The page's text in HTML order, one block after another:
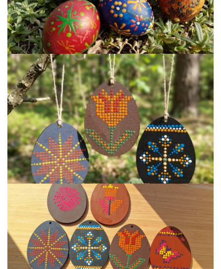
ES PROJEKTAS GENIUS LOCI. Kieme ,,dygsta"
ES PROJEKTAS GENIUS LOCI. Rengiamas Vydūno suolelis
ES PROJEKTAS GENIUS LOCI. Vydūno šviesos festivalio
ES PROJEKTAS GENIUS LOCI. Įrengtas Vydūno šviesos
ES PROJEKTAS GENIUS LOCI. Įrengtas kiemo apšvietimas
ES projektas GENIUS LOCI. Audio gidas muziejuje
ES PROJEKTAS GENIUS LOCI. Įsigyti rūbų komplektai
ES projektas GENIUS LOCI. Atnaujinta interneto svetainė
ES PROJEKTAS GENIUS LOCI. Rengiamas kiemo
ES projektas GENIUS LOCI. Rengiamos kiemo edukacinės
ES projektas GENIUS LOCI. Vydūno suolelio projektas
ES projektas GENIUS LOCI. Projekto idėja
ES projektas GENIUS LOCI. Partnerių susitikimas